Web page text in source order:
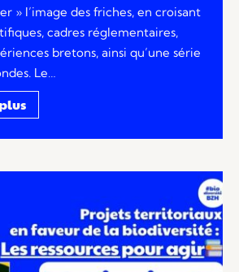
» l’image des friches, en croisant
cadres réglementaires,
bretons, ainsi qu’une série
Le…